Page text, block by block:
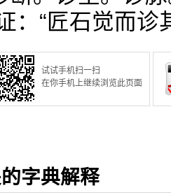
“匠石觉而诊
试试手机扫一扫
在你手机上继续浏览此页面
字典解释